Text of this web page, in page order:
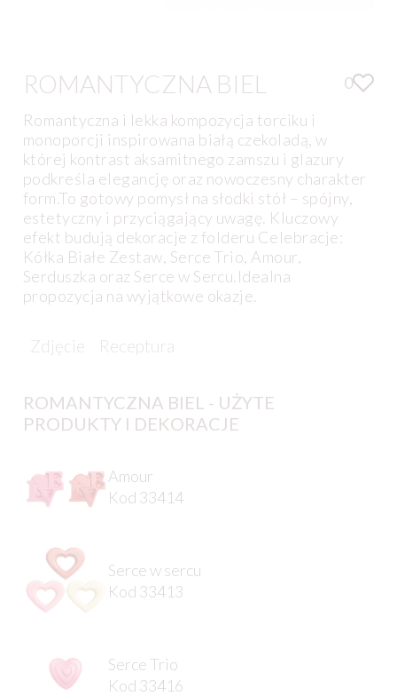
ROMANTYCZNA BIEL
0
Romantyczna i lekka kompozycja torciku i
monoporcji inspirowana białą czekoladą, w
której kontrast aksamitnego zamszu i glazury
podkreśla elegancję oraz nowoczesny charakter
form.To gotowy pomysł na słodki stół – spójny,
estetyczny i przyciągający uwagę. Kluczowy
efekt budują dekoracje z folderu Celebracje:
Kółka Białe Zestaw, Serce Trio, Amour,
Serduszka oraz Serce w Sercu.Idealna
propozycja na wyjątkowe okazje.
Zdjęcie Receptura
ROMANTYCZNA BIEL - UŻYTE
PRODUKTY I DEKORACJE
Amour
Kod 33414
Serce w sercu
Kod 33413
Serce Trio
Kod 33416